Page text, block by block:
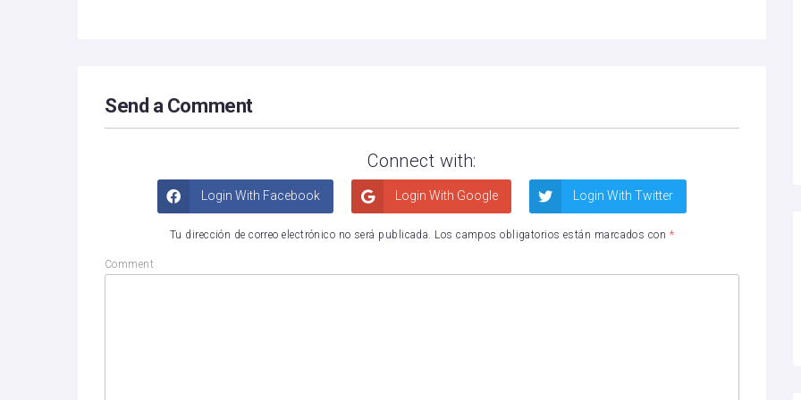
Send a Comment
Connect with:
Login With Facebook Login With Google Login With Twitter
Tu dirección de correo electrónico no será publicada. Los campos obligatorios están marcados con *
Comment